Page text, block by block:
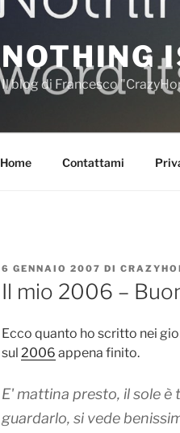
NOTHING
Il blog di Francesco
Home Contattami
PUBBLICATO
IL
6 GENNAIO 2007 DI
Il mio 2006 –
Ecco quanto ho scritto nei
sul 2006 appena finito.
E' mattina presto, il sole
guardarlo, si vede